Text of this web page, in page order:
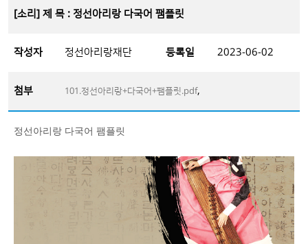
[소리] 제 목 : 정선아리랑 다국어 팸플릿
작성자 정선아리랑재단 등록일 2023-06-02
첨부 101.정선아리랑+다국어+팸플릿.pdf,
정선아리랑 다국어 팸플릿